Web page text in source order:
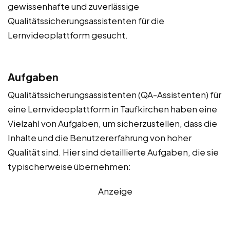
gewissenhafte und zuverlässige
Qualitätssicherungsassistenten für die
Lernvideoplattform gesucht.
Aufgaben
Qualitätssicherungsassistenten (QA-Assistenten) für
eine Lernvideoplattform in Taufkirchen haben eine
Vielzahl von Aufgaben, um sicherzustellen, dass die
Inhalte und die Benutzererfahrung von hoher
Qualität sind. Hier sind detaillierte Aufgaben, die sie
typischerweise übernehmen:
Anzeige